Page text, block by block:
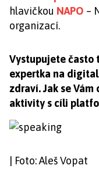
hlavičkou NAPO –
organizací.
Vystupujete často
expertka na
zdraví. Jak se
aktivity s cíli
| Foto: Aleš Vopat